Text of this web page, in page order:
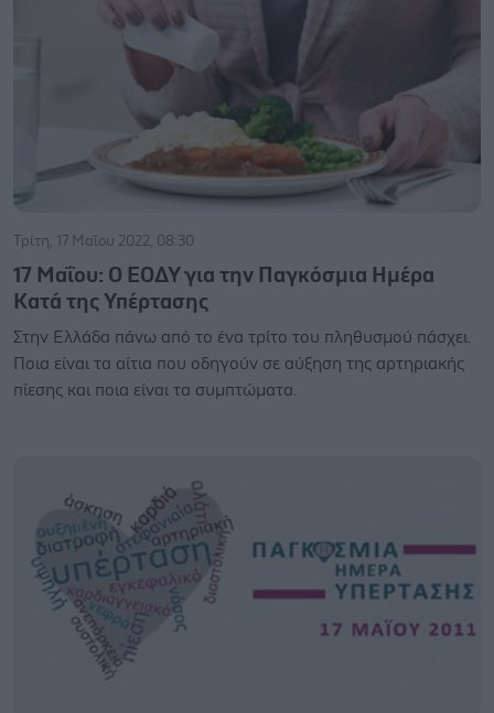
Τρίτη, 17 Μαΐου 2022, 08:30
17 Μαΐου: Ο ΕΟΔΥ για την Παγκόσμια Ημέρα
Κατά της Υπέρτασης
Στην Ελλάδα πάνω από το ένα τρίτο του πληθυσμού πάσχει.
Ποια είναι τα αίτια που οδηγούν σε αύξηση της αρτηριακής
πίεσης και ποια είναι τα συμπτώματα.